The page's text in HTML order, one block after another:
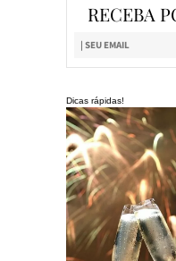
RECEBA
Dicas rápidas!